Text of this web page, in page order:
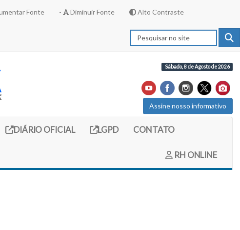
Fonte - Diminuir Fonte Alto Contraste
Sábado, 8 de Agosto de 2026
Assine nosso informativo
Link externo (site do diario oficial do legislativo)
DIÁRIO OFICIAL Link externo (site com informações LGPD)
LGPD CONTATO
RH ONLINE